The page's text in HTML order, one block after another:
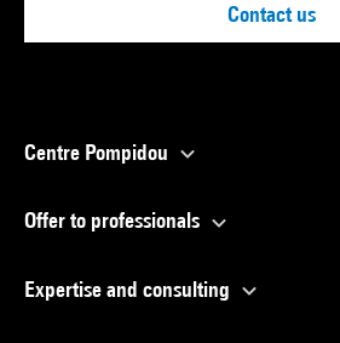
Contact us
Centre Pompidou
Offer to professionals
Expertise and consulting